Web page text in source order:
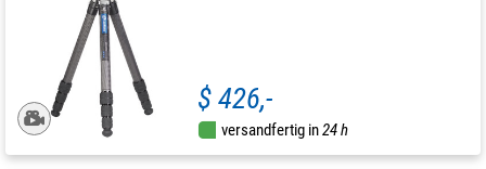
$ 426,-
versandfertig in24 h